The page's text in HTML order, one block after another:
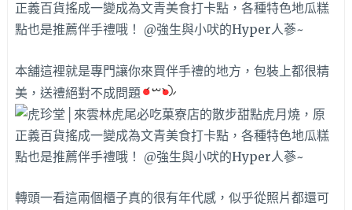
本舖這裡就是專門讓你來買伴手禮的地方，包裝上都很精
美，送禮絕對不成問題
轉頭一看這兩個櫃子真的很有年代感，似乎從照片都還可